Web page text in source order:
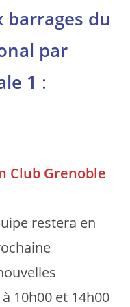
barrages du
par
1 :
Club Grenoble
restera en
10h00 et 14h00